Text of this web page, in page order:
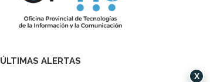
ÚLTIMAS ALERTAS
X